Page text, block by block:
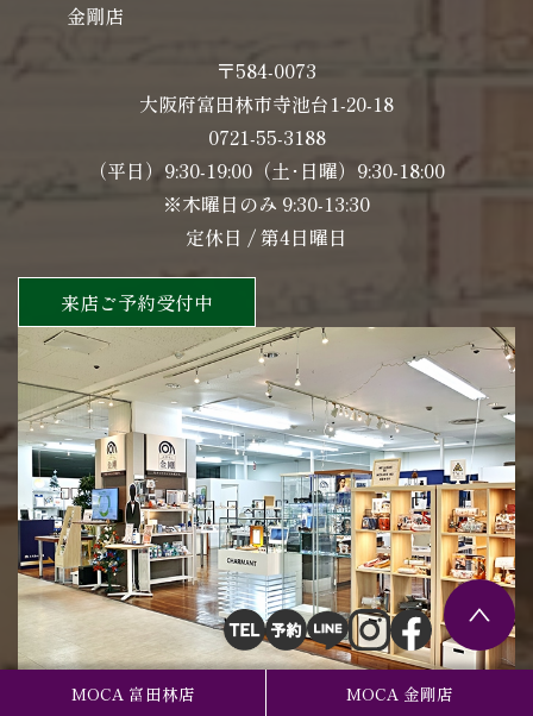
MOCA 富田林店 MOCA 金剛店
金剛店
〒584-0073
大阪府富田林市寺池台1-20-18
0721-55-3188
（平日）9:30-19:00（土･日曜）9:30-18:00
※木曜日のみ 9:30-13:30
定休日 / 第4日曜日
来店ご予約受付中